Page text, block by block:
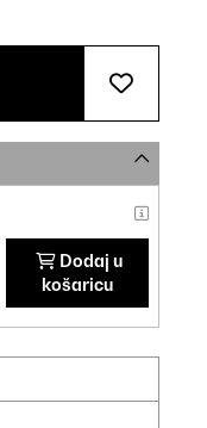
Dodaj u
košaricu